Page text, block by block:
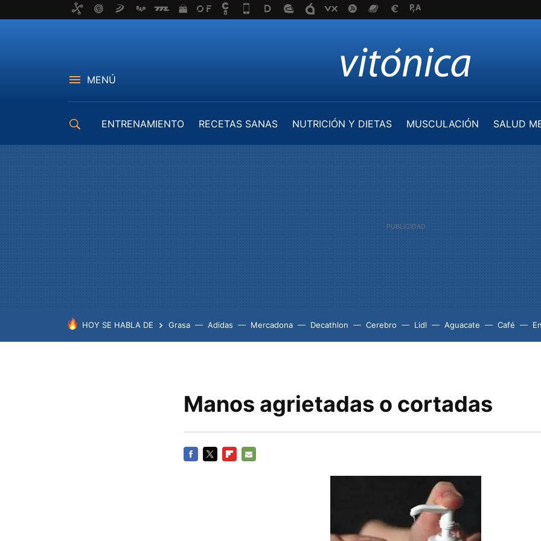
MENÚ
ENTRENAMIENTO RECETAS SANAS NUTRICIÓN Y DIETAS MUSCULACIÓN
SALUD
HOY SE HABLA DE Grasa Adidas Mercadona Decathlon Cerebro Lidl Aguacate Café
Manos agrietadas o cortadas